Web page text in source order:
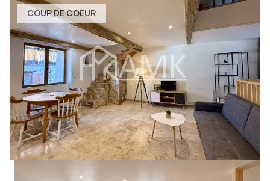
COUP DE COEUR